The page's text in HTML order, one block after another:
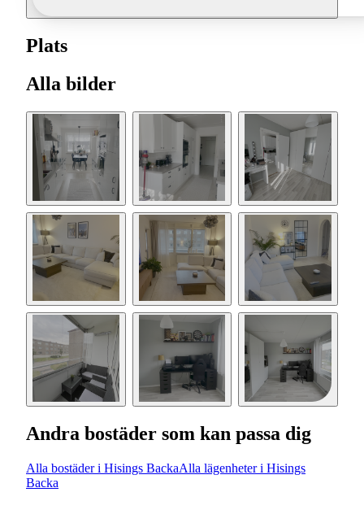
Plats
Alla bilder
Andra bostäder som kan passa dig
Alla bostäder i Hisings BackaAlla lägenheter i Hisings
Backa